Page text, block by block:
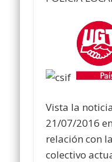
Vista la
21/07/2016
relación con
colectivo